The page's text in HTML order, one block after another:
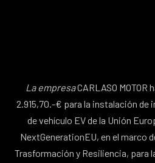
La empresaCARLASO MOTOR
2.915,70.-€ para la instalación de
de vehículo EV de la Unión
NextGenerationEU, en el marco
Trasformación y Resiliencia, para